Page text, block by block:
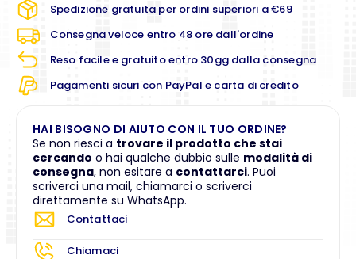
Spedizione gratuita per ordini superiori a €69
Consegna veloce entro 48 ore dall'ordine
Reso facile e gratuito entro 30gg dalla consegna
Pagamenti sicuri con PayPal e carta di credito
HAI BISOGNO DI AIUTO CON IL TUO ORDINE?
Se non riesci a trovare il prodotto che stai
cercando o hai qualche dubbio sulle modalità di
consegna, non esitare a contattarci. Puoi
scriverci una mail, chiamarci o scriverci
direttamente su WhatsApp.
Contattaci
Chiamaci